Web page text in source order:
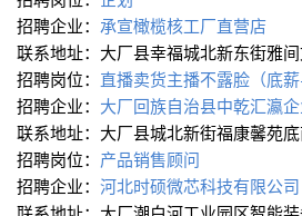
招聘企业： 承宣橄榄核工厂直营店
联系地址：大厂县幸福城北新东街雅
招聘岗位： 直播卖货主播不露脸（底薪
招聘企业： 大厂回族自治县中乾汇瀛
联系地址：大厂县城北新街福康馨苑
招聘岗位： 产品销售顾问
招聘企业： 河北时硕微芯科技有限公司